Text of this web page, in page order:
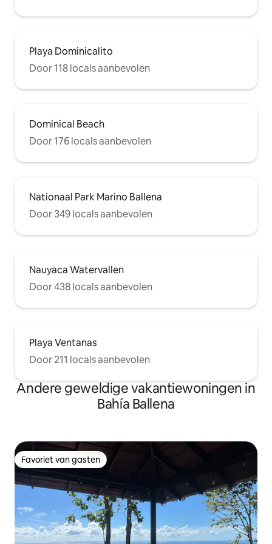
Playa Dominicalito
Door 118 locals aanbevolen
Dominical Beach
Door 176 locals aanbevolen
Nationaal Park Marino Ballena
Door 349 locals aanbevolen
Nauyaca Watervallen
Door 438 locals aanbevolen
Playa Ventanas
Door 211 locals aanbevolen
Andere geweldige vakantiewoningen in
Bahía Ballena
Favoriet van gasten
Favoriet van gasten